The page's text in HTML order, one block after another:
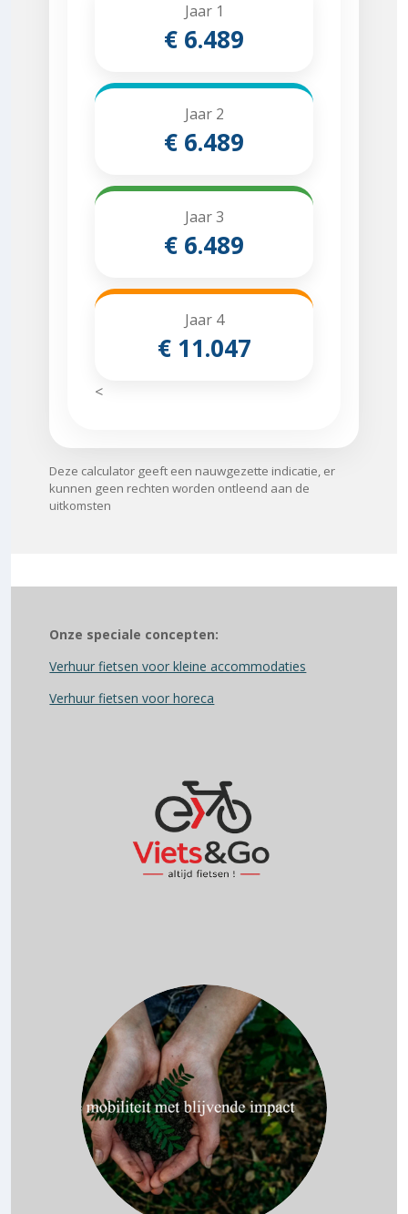
Jaar 1
€ 6.489
Jaar 2
€ 6.489
Jaar 3
€ 6.489
Jaar 4
€ 11.047
<
Deze calculator geeft een nauwgezette indicatie, er
kunnen geen rechten worden ontleend aan de
uitkomsten
Onze speciale concepten:
Verhuur fietsen voor kleine accommodaties
Verhuur fietsen voor horeca